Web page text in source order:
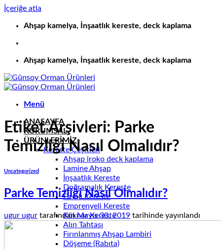
İçeriğe atla
Ahşap kamelya, İnşaatlık kereste, deck kaplama
Ahşap kamelya, İnşaatlık kereste, deck kaplama
Menü
ANASAYFA
KURUMSAL
ÜRÜNLERİMİZ
Kereste Çeşitleri
Ahşap iroko deck kaplama
Lamine Ahşap
İnşaatlık Kereste
Doğramalık Kereste
Fırınlı Kereste
Emprenyeli Kereste
Köknar Kereste
Alın Tahtası
Fırınlanmış Ahşap Lambiri
Döşeme (Rabıta)
Etiket Arşivleri: Parke
Temizliği Nasıl Olmalıdır?
Uncategorized
Parke Temizliği Nasıl Olmalıdır?
ugur ugur tarafından Mayıs 30, 2019 tarihinde yayınlandı